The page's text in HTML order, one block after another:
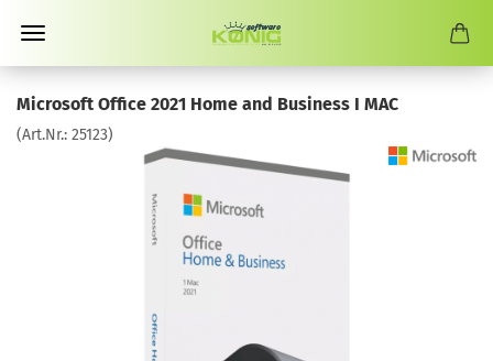
Microsoft Office 2021 Home and Business I MAC
(Art.Nr.: 25123)